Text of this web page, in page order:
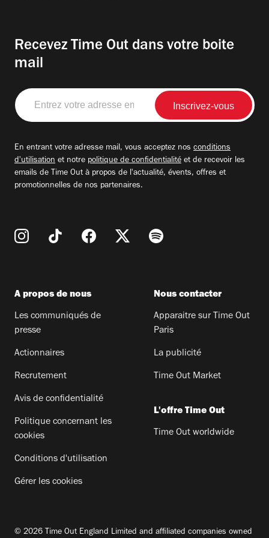
Recevez Time Out dans votre boite
mail
Entrez
votre
adresse
En entrant votre adresse mail, vous acceptez nos conditions
d'utilisation et notre politique de confidentialité et de recevoir les
emails de Time Out à propos de l'actualité, évents, offres et
promotionnelles de nos partenaires.
A propos de nous
Les communiqués de
presse
Actionnaires
Recrutement
Avis de confidentialité
Politique concernant les
cookies
Conditions d'utilisation
Gérer les cookies
Nous contacter
Apparaitre sur Time Out
Paris
La publicité
Time Out Market
L'offre Time Out
Time Out worldwide
© 2026 Time Out England Limited and affiliated companies owned